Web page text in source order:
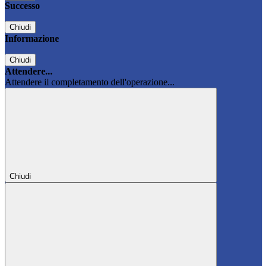
Successo
Chiudi
Informazione
Chiudi
Attendere...
Attendere il completamento dell'operazione...
Chiudi